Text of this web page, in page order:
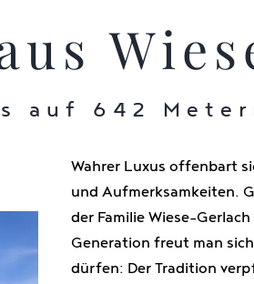
auf 642
Wahrer Luxus offenbart
und Aufmerksamkeiten.
der Familie Wiese-
Generation freut man
dürfen: Der Tradition